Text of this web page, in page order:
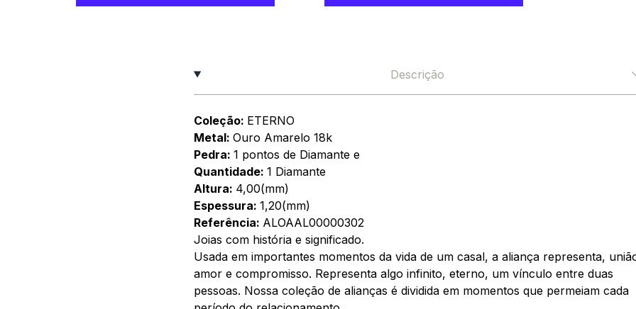
Descrição
Coleção: ETERNO
Metal: Ouro Amarelo 18k
Pedra: 1 pontos de Diamante e
Quantidade: 1 Diamante
Altura: 4,00(mm)
Espessura: 1,20(mm)
Referência: ALOAAL00000302
Joias com história e significado.
Usada em importantes momentos da vida de um casal, a aliança representa,
amor e compromisso. Representa algo infinito, eterno, um vínculo entre duas
pessoas. Nossa coleção de alianças é dividida em momentos que permeiam cada